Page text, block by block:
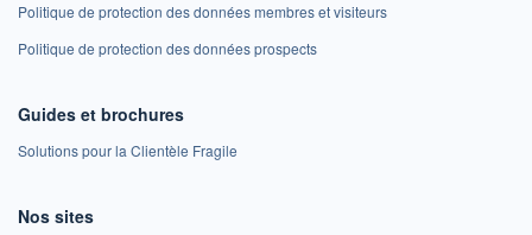
Politique de protection des données membres et visiteurs
Politique de protection des données prospects
Guides et brochures
Solutions pour la Clientèle Fragile
Nos sites